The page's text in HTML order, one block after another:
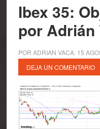
Ibex 35:
por Adrián
POR ADRIAN VACA. 15
DEJA UN COMENTARIO